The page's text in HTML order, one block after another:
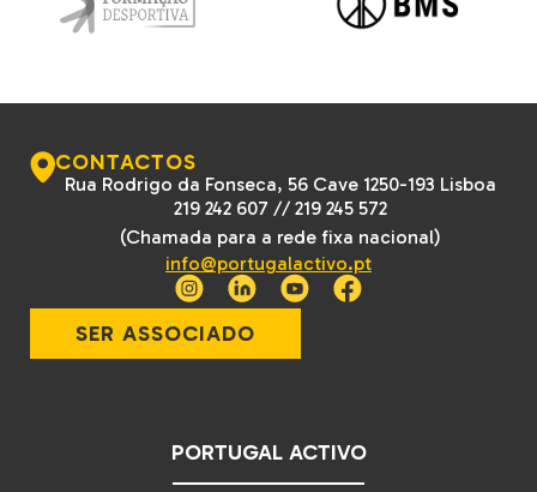
CONTACTOS
Rua Rodrigo da Fonseca, 56 Cave 1250-193 Lisboa
219 242 607 //219 245 572
(Chamada para a rede fixa nacional)
info@portugalactivo.pt
SER ASSOCIADO
PORTUGAL ACTIVO